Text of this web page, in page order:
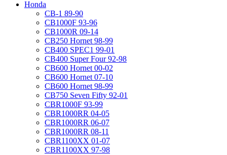
Honda
CB-1 89-90
CB1000F 93-96
CB1000R 09-14
CB250 Hornet 98-99
CB400 SPEC1 99-01
CB400 Super Four 92-98
CB600 Hornet 00-02
CB600 Hornet 07-10
CB600 Hornet 98-99
CB750 Seven Fifty 92-01
CBR1000F 93-99
CBR1000RR 04-05
CBR1000RR 06-07
CBR1000RR 08-11
CBR1100XX 01-07
CBR1100XX 97-98